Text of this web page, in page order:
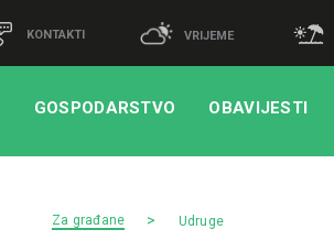
KONTAKTI VRIJEME
GOSPODARSTVO OBAVIJESTI
Za građane Udruge